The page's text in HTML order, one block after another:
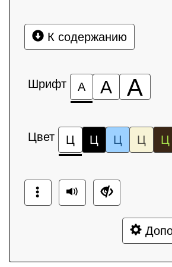
К содержанию
Шрифт А А А
Цвет Ц Ц Ц Ц Ц